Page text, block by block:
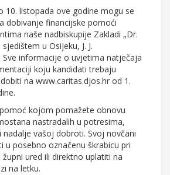
10. listopada ove godine mogu se
dobivanje financijske pomoći
naše nadbiskupije Zakladi „Dr.
u Osijeku, J. J.
Sve informacije o uvjetima natječaja
koju kandidati trebaju
na www.caritas.djos.hr od 1.
kojom pomažete obnovu
nastradalih u potresima,
vašoj dobroti. Svoj novčani
u posebno označenu škrabicu pri
župni ured ili direktno uplatiti na
na letku.